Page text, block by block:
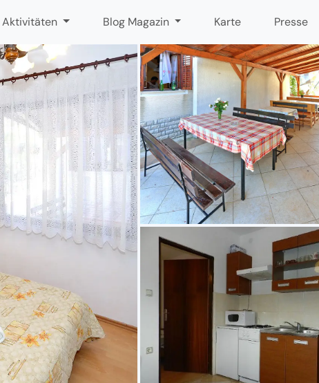
Aktivitäten Blog Magazin Karte Presse